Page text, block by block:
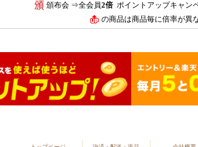
頒布会 ⇒全会員2倍ポイントアップキャン
の商品は商品毎に倍率が異